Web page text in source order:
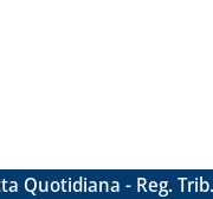
Quotidiana - Reg.